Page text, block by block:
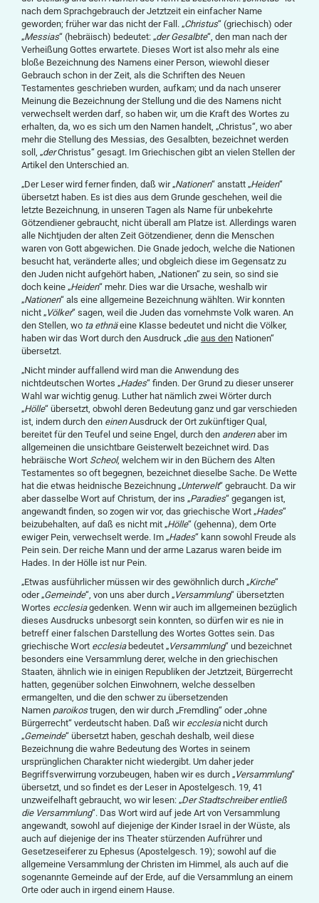
nach dem Sprachgebrauch der Jetztzeit ein einfacher Name
geworden; früher war das nicht der Fall. „Christus“ (griechisch) oder
„Messias“ (hebräisch) bedeutet: „der Gesalbte“, den man nach der
Verheißung Gottes erwartete. Dieses Wort ist also mehr als eine
bloße Bezeichnung des Namens einer Person, wiewohl dieser
Gebrauch schon in der Zeit, als die Schriften des Neuen
Testamentes geschrieben wurden, aufkam; und da nach unserer
Meinung die Bezeichnung der Stellung und die des Namens nicht
verwechselt werden darf, so haben wir, um die Kraft des Wortes zu
erhalten, da, wo es sich um den Namen handelt, „Christus“, wo aber
mehr die Stellung des Messias, des Gesalbten, bezeichnet werden
soll, „derChristus“ gesagt. Im Griechischen gibt an vielen Stellen der
Artikel den Unterschied an.
„Der Leser wird ferner finden, daß wir „Nationen“ anstatt „Heiden“
übersetzt haben. Es ist dies aus dem Grunde geschehen, weil die
letzte Bezeichnung, in unseren Tagen als Name für unbekehrte
Götzendiener gebraucht, nicht überall am Platze ist. Allerdings waren
alle Nichtjuden der alten Zeit Götzendiener, denn die Menschen
waren von Gott abgewichen. Die Gnade jedoch, welche die Nationen
besucht hat, veränderte alles; und obgleich diese im Gegensatz zu
den Juden nicht aufgehört haben, „Nationen“ zu sein, so sind sie
doch keine „Heiden“ mehr. Dies war die Ursache, weshalb wir
„Nationen“ als eine allgemeine Bezeichnung wählten. Wir konnten
nicht „Völker“ sagen, weil die Juden das vornehmste Volk waren. An
den Stellen, wo ta ethnäeine Klasse bedeutet und nicht die Völker,
haben wir das Wort durch den Ausdruck „die aus den Nationen“
übersetzt.
„Nicht minder auffallend wird man die Anwendung des
nichtdeutschen Wortes „Hades“ finden. Der Grund zu dieser unserer
Wahl war wichtig genug. Luther hat nämlich zwei Wörter durch
„Hölle“ übersetzt, obwohl deren Bedeutung ganz und gar verschieden
ist, indem durch den einenAusdruck der Ort zukünftiger Qual,
bereitet für den Teufel und seine Engel, durch den anderenaber im
allgemeinen die unsichtbare Geisterwelt bezeichnet wird. Das
hebräische Wort Scheol, welchem wir in den Büchern des Alten
Testamentes so oft begegnen, bezeichnet dieselbe Sache. De Wette
hat die etwas heidnische Bezeichnung „Unterwelt“ gebraucht. Da wir
aber dasselbe Wort auf Christum, der ins „Paradies“ gegangen ist,
angewandt finden, so zogen wir vor, das griechische Wort „Hades“
beizubehalten, auf daß es nicht mit „Hölle“ (gehenna), dem Orte
ewiger Pein, verwechselt werde. Im „Hades“ kann sowohl Freude als
Pein sein. Der reiche Mann und der arme Lazarus waren beide im
Hades. In der Hölle ist nur Pein.
„Etwas ausführlicher müssen wir des gewöhnlich durch „Kirche“
oder „Gemeinde“, von uns aber durch „Versammlung“ übersetzten
Wortes ecclesiagedenken. Wenn wir auch im allgemeinen bezüglich
dieses Ausdrucks unbesorgt sein konnten, so dürfen wir es nie in
betreff einer falschen Darstellung des Wortes Gottes sein. Das
griechische Wort ecclesiabedeutet „Versammlung“ und bezeichnet
besonders eine Versammlung derer, welche in den griechischen
Staaten, ähnlich wie in einigen Republiken der Jetztzeit, Bürgerrecht
hatten, gegenüber solchen Einwohnern, welche desselben
ermangelten, und die den schwer zu übersetzenden
Namen paroikostrugen, den wir durch „Fremdling“ oder „ohne
Bürgerrecht“ verdeutscht haben. Daß wir ecclesianicht durch
„Gemeinde“ übersetzt haben, geschah deshalb, weil diese
Bezeichnung die wahre Bedeutung des Wortes in seinem
ursprünglichen Charakter nicht wiedergibt. Um daher jeder
Begriffsverwirrung vorzubeugen, haben wir es durch „Versammlung“
übersetzt, und so findet es der Leser in Apostelgesch. 19, 41
unzweifelhaft gebraucht, wo wir lesen: „Der Stadtschreiber entließ
die Versammlung“. Das Wort wird auf jede Art von Versammlung
angewandt, sowohl auf diejenige der Kinder Israel in der Wüste, als
auch auf diejenige der ins Theater stürzenden Aufrührer und
Gesetzeseiferer zu Ephesus (Apostelgesch. 19); sowohl auf die
allgemeine Versammlung der Christen im Himmel, als auch auf die
sogenannte Gemeinde auf der Erde, auf die Versammlung an einem
Orte oder auch in irgend einem Hause.